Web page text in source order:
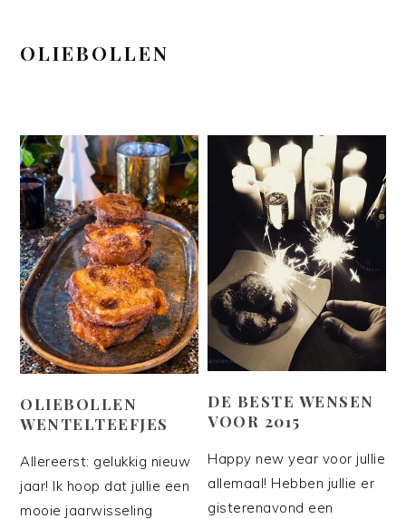
OLIEBOLLEN
OLIEBOLLEN
WENTELTEEFJES
Allereerst: gelukkig nieuw
jaar! Ik hoop dat jullie een
mooie jaarwisseling
DE BESTE WENSEN
VOOR 2015
Happy new year voor jullie
allemaal! Hebben jullie er
gisterenavond een